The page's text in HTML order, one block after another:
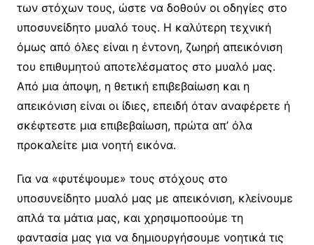
των στόχων τους, ώστε να δοθούν οι οδηγίες στο
υποσυνείδητο μυαλό τους. Η καλύτερη τεχνική
όμως από όλες είναι η έντονη, ζωηρή απεικόνιση
του επιθυμητού αποτελέσματος στο μυαλό μας.
Από μια άποψη, η θετική επιβεβαίωση και η
απεικόνιση είναι οι ίδιες, επειδή όταν αναφέρετε ή
σκέφτεστε μια επιβεβαίωση, πρώτα απ’ όλα
προκαλείτε μια νοητή εικόνα.
Για να «φυτέψουμε» τους στόχους στο
υποσυνείδητο μυαλό μας με απεικόνιση, κλείνουμε
απλά τα μάτια μας, και χρησιμοποούμε τη
φαντασία μας για να δημιουργήσουμε νοητικά τις